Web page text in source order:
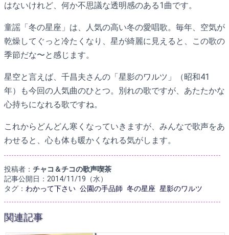
はないけれど、何か不思議な透明感のある1曲です。
童謡「冬の星座」は、人気の高い冬の愛唱歌。毎年、空気が
乾燥してぐっと冷たくなり、星が綺麗に見えると、この歌の
季節だな〜と感じます。
星空と言えば、千昌夫さんの「星影のワルツ」（昭和41
年）も今回の人気曲のひとつ。別れの歌ですが、あたたかな
心持ちになれる歌ですね。
これからどんどん寒くなっていきますが、みんなで歌声をあ
わせると、心も体も暖かくなれる気がします。
投稿者： チャコ＆チコの歌声喫茶
記事公開日：2014/11/19（水）
タグ： わかって下さい 公園の手品師 冬の星座 星影のワルツ
関連記事